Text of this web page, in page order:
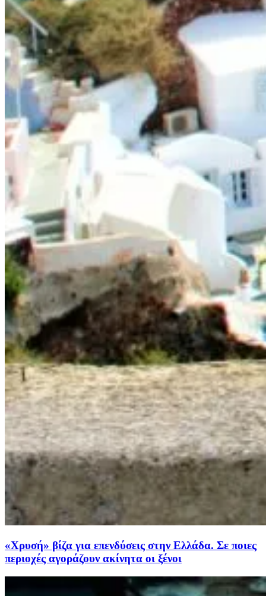
«Χρυσή» βίζα για επενδύσεις στην Ελλάδα. Σε ποιες
περιοχές αγοράζουν ακίνητα οι ξένοι